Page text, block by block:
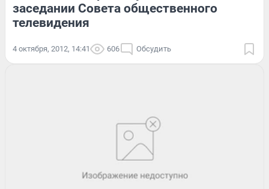
заседании Совета общественного
телевидения
4 октября, 2012, 14:41 606 Обсудить